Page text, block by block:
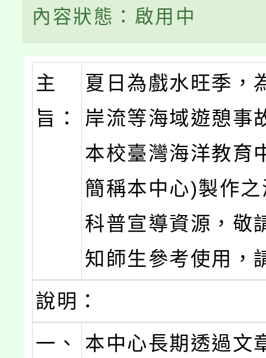
內容狀態：啟用中
主
旨：
夏日為戲水旺季，
岸流等海域遊憩事
本校臺灣海洋教育
簡稱本中心)製作
科普宣導資源，敬
知師生參考使用，
說明：
一、
本中心長期透過文